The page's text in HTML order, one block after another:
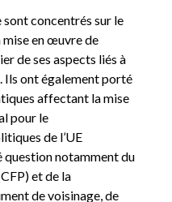
sont concentrés sur le
en œuvre de
de ses aspects liés à
Ils ont également porté
affectant la mise
pour le
de l’UE
question notamment du
et de la
de voisinage, de